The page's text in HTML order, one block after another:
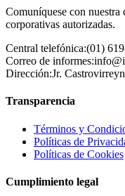
Comuníquese con nuestra
corporativas autorizadas.
Central telefónica:(01)
Correo de informes:
Dirección:Jr.
Transparencia
Términos y
Políticas de
Políticas de Cookies
Cumplimiento legal